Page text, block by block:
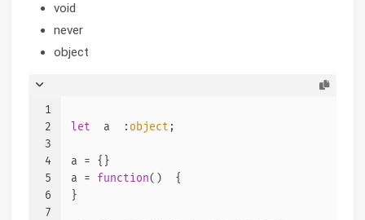
void
never
object
1
2
3
4
5
6
7
let
  a  :
object ;
a = {}
a = function( )  {
}